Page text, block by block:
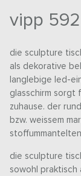
vipp
die sculpture
als dekorative
langlebige led-
glasschirm sorgt
zuhause. der
bzw. weissem
die sculpture
sowohl praktisch